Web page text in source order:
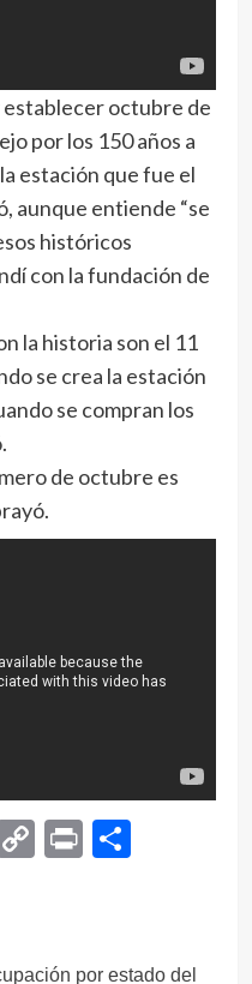
establecer octubre de
por los 150 años a
estación que fue el
aunque entiende “se
históricos
con la fundación de
la historia son el 11
se crea la estación
se compran los
de octubre es
Copy
Print
por estado del